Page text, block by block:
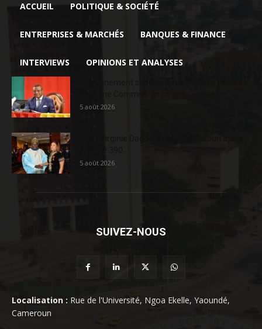
ACCUEIL POLITIQUE & SOCIÉTÉ
ENTREPRISES & MARCHÉS BANQUES & FINANCE
INTERVIEWS OPINIONS ET ANALYSES
5 août 2026
5 août 2026
SUIVEZ-NOUS
Localisation : Rue de l'Université, Ngoa Ekelle, Yaoundé,
Cameroun